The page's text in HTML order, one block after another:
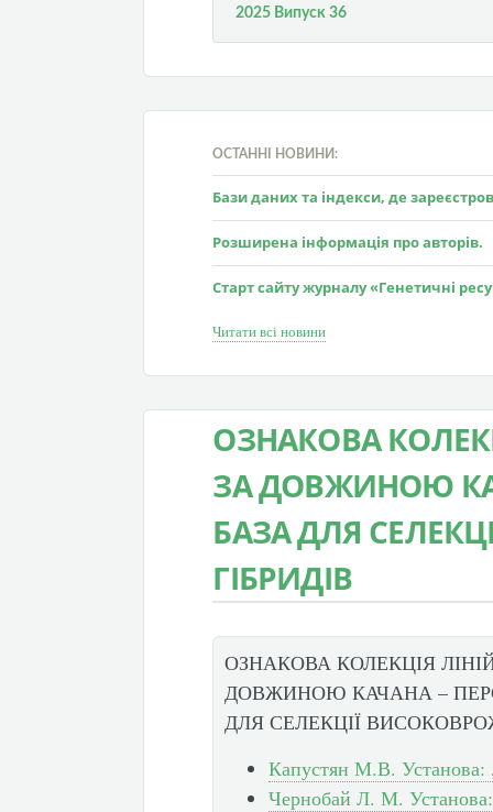
2025 Випуск 36
ОСТАННІ НОВИНИ:
Бази даних та індекси, де
Розширена інформація про авторів.
Старт сайту журналу «Генетичні
Читати всі новини
ОЗНАКОВА
ЗА ДОВЖИНОЮ
БАЗА ДЛЯ
ГІБРИДІВ
ОЗНАКОВА КОЛЕКЦІЯ
ДОВЖИНОЮ КАЧАНА –
ДЛЯ СЕЛЕКЦІЇ
Капустян М.В. Установа:
Чернобай Л. М.